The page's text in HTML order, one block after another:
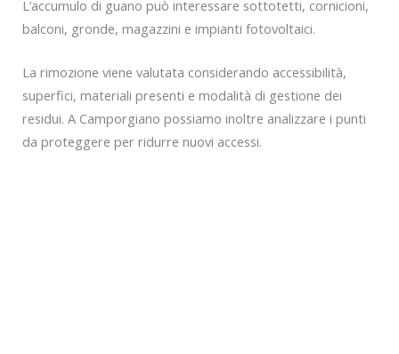
L’accumulo di guano può interessare sottotetti, cornicioni,
balconi, gronde, magazzini e impianti fotovoltaici.
La rimozione viene valutata considerando accessibilità,
superfici, materiali presenti e modalità di gestione dei
residui. A Camporgiano possiamo inoltre analizzare i punti
da proteggere per ridurre nuovi accessi.